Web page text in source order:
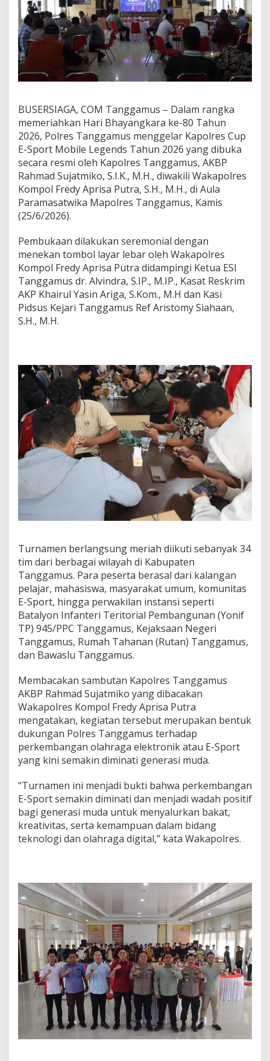
a
r
K
a
p
o
l
r
C
u
p
E
-
S
p
o
r
b
i
l
e
L
e
g
2
0
2
,
D
i
i
k
u
d
a
r
i
B
e
r
b
a
g
a
K
a
l
a
n
g
a
n
BUSERSIAGA, COM Tanggamus – Dalam rangka
memeriahkan Hari Bhayangkara ke-80 Tahun
2026, Polres Tanggamus menggelar Kapolres Cup
E-Sport Mobile Legends Tahun 2026 yang dibuka
secara resmi oleh Kapolres Tanggamus, AKBP
Rahmad Sujatmiko, S.I.K., M.H., diwakili Wakapolres
Kompol Fredy Aprisa Putra, S.H., M.H., di Aula
Paramasatwika Mapolres Tanggamus, Kamis
(25/6/2026).
Pembukaan dilakukan seremonial dengan
menekan tombol layar lebar oleh Wakapolres
Kompol Fredy Aprisa Putra didampingi Ketua ESI
Tanggamus dr. Alvindra, S.IP., M.IP., Kasat Reskrim
AKP Khairul Yasin Ariga, S.Kom., M.H dan Kasi
Pidsus Kejari Tanggamus Ref Aristomy Siahaan,
S.H., M.H.
Turnamen berlangsung meriah diikuti sebanyak 34
tim dari berbagai wilayah di Kabupaten
Tanggamus. Para peserta berasal dari kalangan
pelajar, mahasiswa, masyarakat umum, komunitas
E-Sport, hingga perwakilan instansi seperti
Batalyon Infanteri Teritorial Pembangunan (Yonif
TP) 945/PPC Tanggamus, Kejaksaan Negeri
Tanggamus, Rumah Tahanan (Rutan) Tanggamus,
dan Bawaslu Tanggamus.
Membacakan sambutan Kapolres Tanggamus
AKBP Rahmad Sujatmiko yang dibacakan
Wakapolres Kompol Fredy Aprisa Putra
mengatakan, kegiatan tersebut merupakan bentuk
dukungan Polres Tanggamus terhadap
perkembangan olahraga elektronik atau E-Sport
yang kini semakin diminati generasi muda.
“Turnamen ini menjadi bukti bahwa perkembangan
E-Sport semakin diminati dan menjadi wadah positif
bagi generasi muda untuk menyalurkan bakat,
kreativitas, serta kemampuan dalam bidang
teknologi dan olahraga digital,” kata Wakapolres.